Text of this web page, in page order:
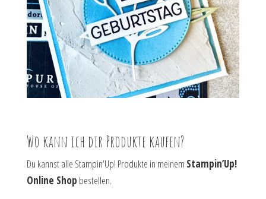
Wo kann ich dir Produkte kaufen?
Du kannst alle Stampin’Up! Produkte in meinem Stampin’Up!
Online Shop bestellen.